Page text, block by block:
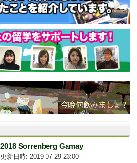
2018 Sorrenberg Gamay
更新日時: 2019-07-29 23:00